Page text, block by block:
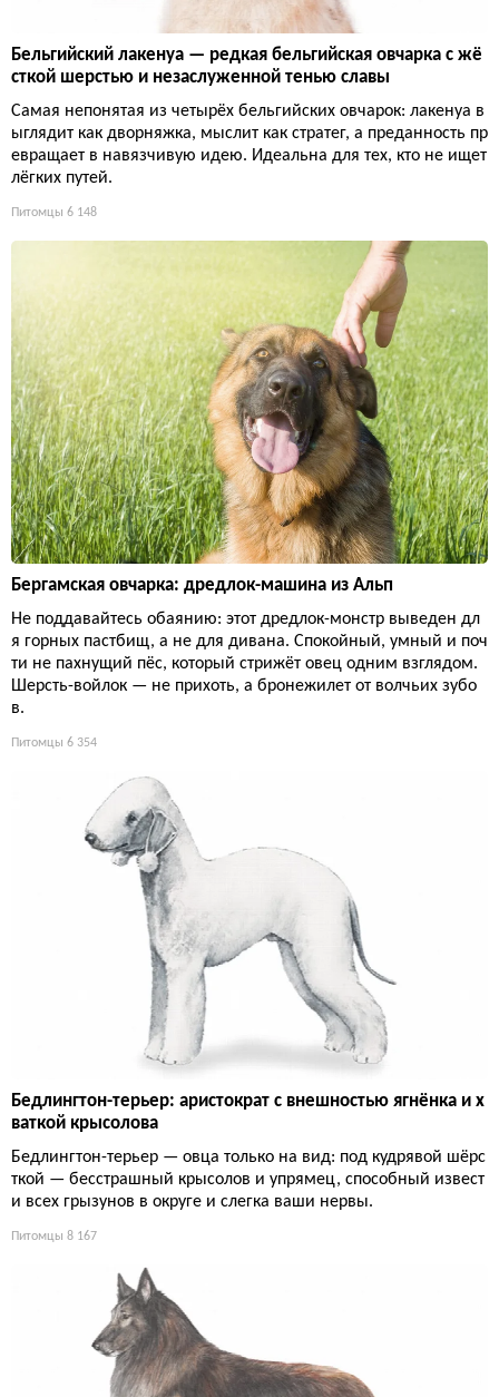
Бельгийский лакенуа — редкая бельгийская овчарка с жё
сткой шерстью и незаслуженной тенью славы
Самая непонятая из четырёх бельгийских овчарок: лакенуа в
ыглядит как дворняжка, мыслит как стратег, а преданность пр
евращает в навязчивую идею. Идеальна для тех, кто не ищет
лёгких путей.
Питомцы 6 148
Бергамская овчарка: дредлок-машина из Альп
Не поддавайтесь обаянию: этот дредлок-монстр выведен дл
я горных пастбищ, а не для дивана. Спокойный, умный и поч
ти не пахнущий пёс, который стрижёт овец одним взглядом.
Шерсть-войлок — не прихоть, а бронежилет от волчьих зубо
в.
Питомцы 6 354
Бедлингтон-терьер: аристократ с внешностью ягнёнка и х
ваткой крысолова
Бедлингтон-терьер — овца только на вид: под кудрявой шёрс
ткой — бесстрашный крысолов и упрямец, способный извест
и всех грызунов в округе и слегка ваши нервы.
Питомцы 8 167